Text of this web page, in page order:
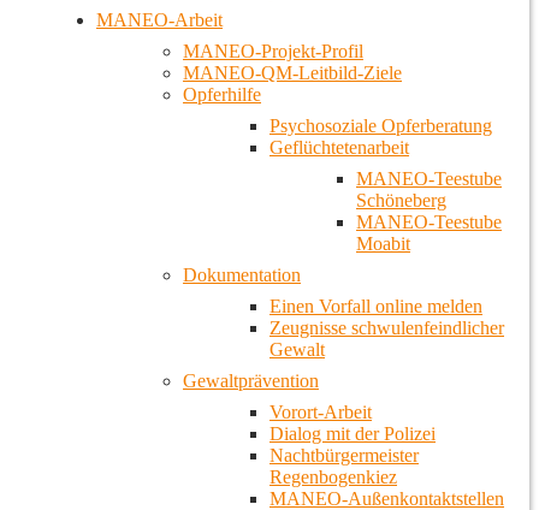
MANEO-Arbeit
MANEO-Projekt-Profil
MANEO-QM-Leitbild-Ziele
Opferhilfe
Psychosoziale Opferberatung
Geflüchtetenarbeit
MANEO-Teestube
Schöneberg
MANEO-Teestube
Moabit
Dokumentation
Einen Vorfall online melden
Zeugnisse schwulenfeindlicher
Gewalt
Gewaltprävention
Vorort-Arbeit
Dialog mit der Polizei
Nachtbürgermeister
Regenbogenkiez
MANEO-Außenkontaktstellen